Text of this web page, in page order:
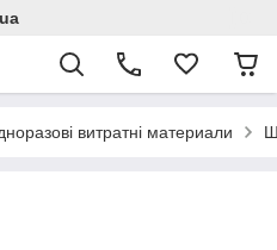
витратні материали